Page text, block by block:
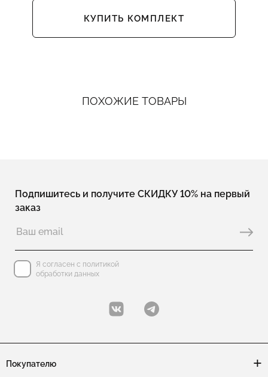
КУПИТЬ КОМПЛЕКТ
ПОХОЖИЕ ТОВАРЫ
Подпишитесь и получите СКИДКУ 10% на первый
заказ
Я согласен с политикой
обработки данных
Покупателю